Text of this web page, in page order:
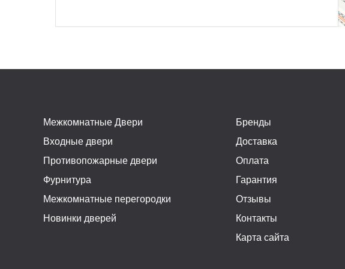
Межкомнатные Двери
Входные двери
Противопожарные двери
Фурнитура
Межкомнатные перегородки
Новинки дверей
Бренды
Доставка
Оплата
Гарантия
Отзывы
Контакты
Карта сайта